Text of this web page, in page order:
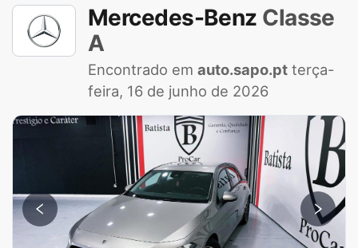
Mercedes-Benz Classe
A
Encontrado em auto.sapo.pt terça-
feira, 16 de junho de 2026